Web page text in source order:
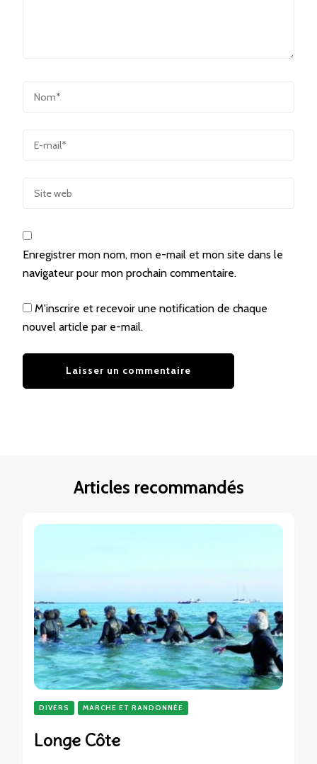
Enregistrer mon nom, mon e-mail et mon site dans le
navigateur pour mon prochain commentaire.
M'inscrire et recevoir une notification de chaque
nouvel article par e-mail.
Articles recommandés
DIVERS MARCHE ET RANDONNÉE
Longe Côte